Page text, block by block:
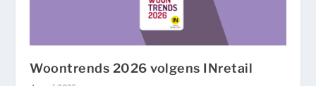
Woontrends 2026 volgens INretail